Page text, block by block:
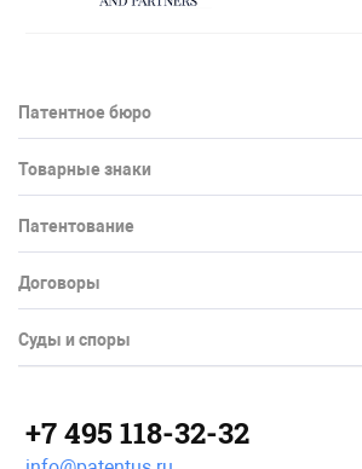
Патентное бюро
Товарные знаки
Патентование
Договоры
Суды и споры
+7 495 118-32-32